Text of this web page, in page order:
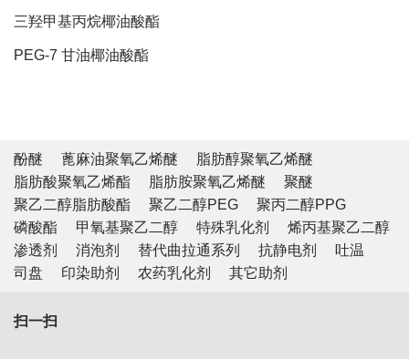
三羟甲基丙烷椰油酸酯
PEG-7 甘油椰油酸酯
酚醚 蓖麻油聚氧乙烯醚
脂肪醇聚氧乙烯醚
脂肪酸聚氧乙烯酯
脂肪胺聚氧乙烯醚
聚醚
聚乙二醇脂肪酸酯
聚乙二醇PEG
聚丙二醇PPG
磷酸酯
甲氧基聚乙二醇 特殊乳化剂
烯丙基聚乙二醇
渗透剂
消泡剂 替代曲拉通系列 抗静电剂
吐温
司盘
印染助剂 农药乳化剂 其它助剂
扫一扫